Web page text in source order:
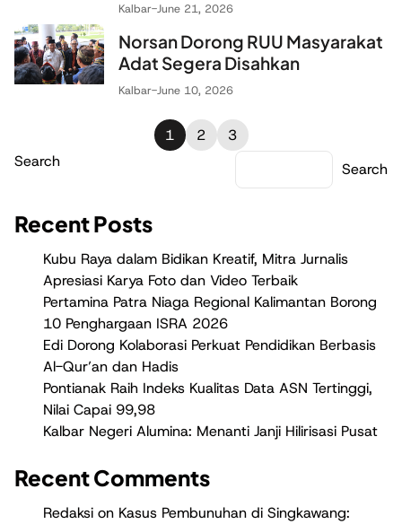
Kalbar-June 21, 2026
Norsan Dorong RUU Masyarakat
Adat Segera Disahkan
Kalbar-June 10, 2026
1 2
3
Search
Search
Recent Posts
Kubu Raya dalam Bidikan Kreatif, Mitra Jurnalis
Apresiasi Karya Foto dan Video Terbaik
Pertamina Patra Niaga Regional Kalimantan Borong
10 Penghargaan ISRA 2026
Edi Dorong Kolaborasi Perkuat Pendidikan Berbasis
Al-Qur’an dan Hadis
Pontianak Raih Indeks Kualitas Data ASN Tertinggi,
Nilai Capai 99,98
Kalbar Negeri Alumina: Menanti Janji Hilirisasi Pusat
Recent Comments
Redaksi on Kasus Pembunuhan di Singkawang: